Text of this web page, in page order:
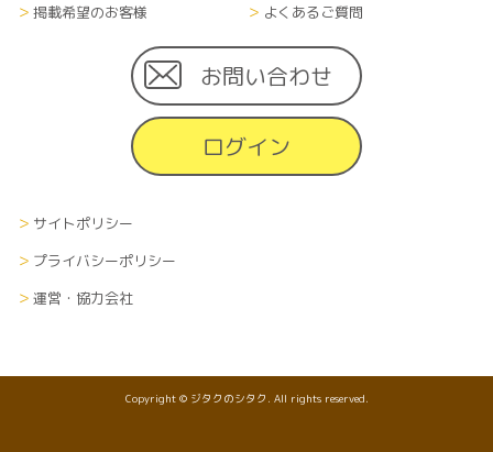
掲載希望のお客様
よくあるご質問
お問い合わせ
ログイン
サイトポリシー
プライバシーポリシー
運営・協力会社
Copyright © ジタクのシタク. All rights reserved.